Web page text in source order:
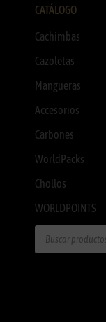
CATÁLOGO
Cachimbas
Cazoletas
Mangueras
Accesorios
Carbones
WorldPacks
Chollos
WORLDPOINTS